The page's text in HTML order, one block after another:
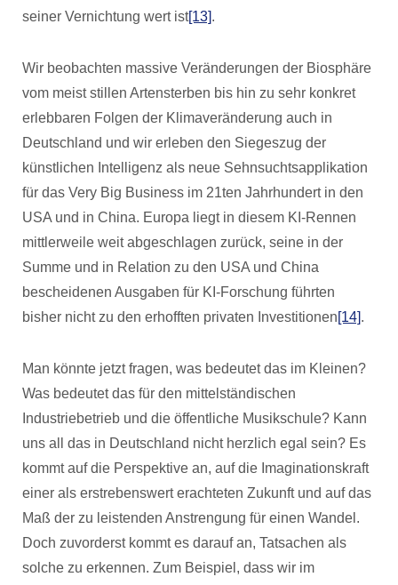
seiner Vernichtung wert ist[13].
Wir beobachten massive Veränderungen der Biosphäre
vom meist stillen Artensterben bis hin zu sehr konkret
erlebbaren Folgen der Klimaveränderung auch in
Deutschland und wir erleben den Siegeszug der
künstlichen Intelligenz als neue Sehnsuchtsapplikation
für das Very Big Business im 21ten Jahrhundert in den
USA und in China. Europa liegt in diesem KI-Rennen
mittlerweile weit abgeschlagen zurück, seine in der
Summe und in Relation zu den USA und China
bescheidenen Ausgaben für KI-Forschung führten
bisher nicht zu den erhofften privaten Investitionen[14].
Man könnte jetzt fragen, was bedeutet das im Kleinen?
Was bedeutet das für den mittelständischen
Industriebetrieb und die öffentliche Musikschule? Kann
uns all das in Deutschland nicht herzlich egal sein? Es
kommt auf die Perspektive an, auf die Imaginationskraft
einer als erstrebenswert erachteten Zukunft und auf das
Maß der zu leistenden Anstrengung für einen Wandel.
Doch zuvorderst kommt es darauf an, Tatsachen als
solche zu erkennen. Zum Beispiel, dass wir im